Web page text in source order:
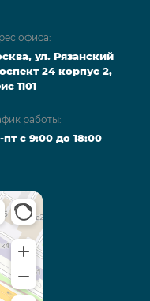
офиса:
ул. Рязанский
24 корпус 2,
1101
работы:
пт с 9:00 до 18:00